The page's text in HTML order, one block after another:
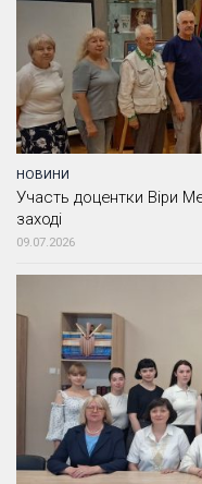
НОВИНИ
Участь доцентки Віри
заході
09.07.2026